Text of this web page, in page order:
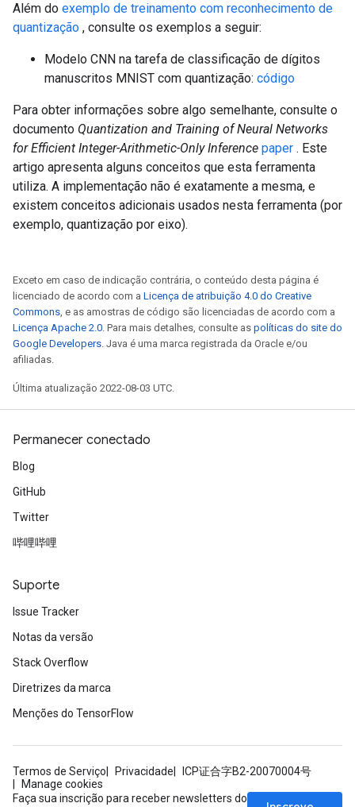
Além do exemplo de treinamento com reconhecimento de
quantização , consulte os exemplos a seguir:
Modelo CNN na tarefa de classificação de dígitos
manuscritos MNIST com quantização: código
Para obter informações sobre algo semelhante, consulte o
documento Quantization and Training of Neural Networks
for Efficient Integer-Arithmetic-Only Inference paper . Este
artigo apresenta alguns conceitos que esta ferramenta
utiliza. A implementação não é exatamente a mesma, e
existem conceitos adicionais usados ​​nesta ferramenta (por
exemplo, quantização por eixo).
Exceto em caso de indicação contrária, o conteúdo desta página é
licenciado de acordo com a Licença de atribuição 4.0 do Creative
Commons, e as amostras de código são licenciadas de acordo com a
Licença Apache 2.0. Para mais detalhes, consulte as políticas do site do
Google Developers. Java é uma marca registrada da Oracle e/ou
afiliadas.
Última atualização 2022-08-03 UTC.
Permanecer conectado
Blog
GitHub
Twitter
哔哩哔哩
Suporte
Issue Tracker
Notas da versão
Stack Overflow
Diretrizes da marca
Menções do TensorFlow
Termos de Serviço Privacidade
ICP证合字B2-20070004号
Manage cookies
Faça sua inscrição para receber newsletters do